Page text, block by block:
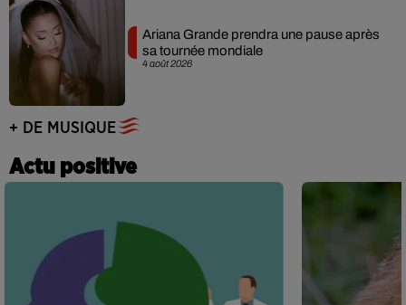
4 août 2026
Ariana Grande prendra une pause après
sa tournée mondiale
+ DE MUSIQUE
Actu positive